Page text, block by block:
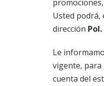
Usted podrá,
dirección
Le
vigente, para
cuenta del